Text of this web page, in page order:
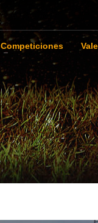
Competiciones